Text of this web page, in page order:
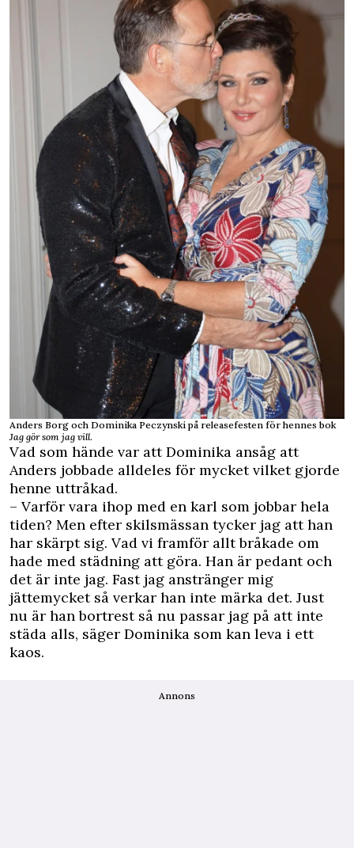
Anders Borg och Dominika Peczynski på releasefesten för hennes bok
Jag gör som jag vill.
Vad som hände var att Dominika ansåg att
Anders jobbade alldeles för mycket vilket gjorde
henne uttråkad.
– Varför vara ihop med en karl som jobbar hela
tiden? Men efter skilsmässan tycker jag att han
har skärpt sig. Vad vi framför allt bråkade om
hade med städning att göra. Han är pedant och
det är inte jag. Fast jag anstränger mig
jättemycket så verkar han inte märka det. Just
nu är han bortrest så nu passar jag på att inte
städa alls, säger Dominika som kan leva i ett
kaos.
Annons